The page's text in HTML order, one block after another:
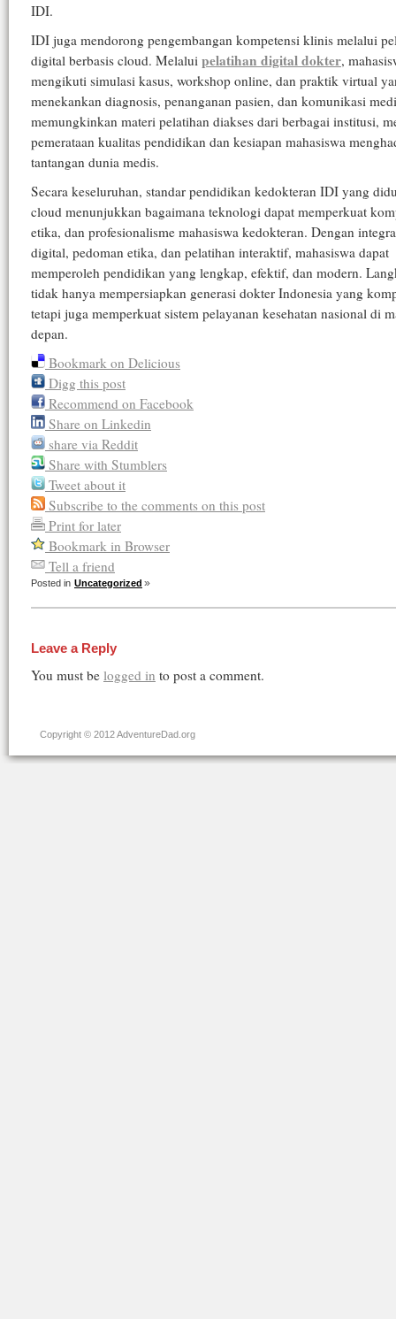
IDI.
IDI juga mendorong pengembangan kompetensi klinis melalui
digital berbasis cloud. Melalui pelatihan digital dokter,
mengikuti simulasi kasus, workshop online, dan praktik virtual
menekankan diagnosis, penanganan pasien, dan komunikasi
memungkinkan materi pelatihan diakses dari berbagai institusi,
pemerataan kualitas pendidikan dan kesiapan mahasiswa
tantangan dunia medis.
Secara keseluruhan, standar pendidikan kedokteran IDI yang
cloud menunjukkan bagaimana teknologi dapat memperkuat
etika, dan profesionalisme mahasiswa kedokteran. Dengan
digital, pedoman etika, dan pelatihan interaktif, mahasiswa dapat
memperoleh pendidikan yang lengkap, efektif, dan modern.
tidak hanya mempersiapkan generasi dokter Indonesia yang
tetapi juga memperkuat sistem pelayanan kesehatan nasional di
depan.
Bookmark on Delicious
Digg this post
Recommend on Facebook
Share on Linkedin
share via Reddit
Share with Stumblers
Tweet about it
Subscribe to the comments on this post
Print for later
Bookmark in Browser
Tell a friend
Posted in Uncategorized
Leave a Reply
You must be logged in to post a comment.
Copyright © 2012 AdventureDad.org